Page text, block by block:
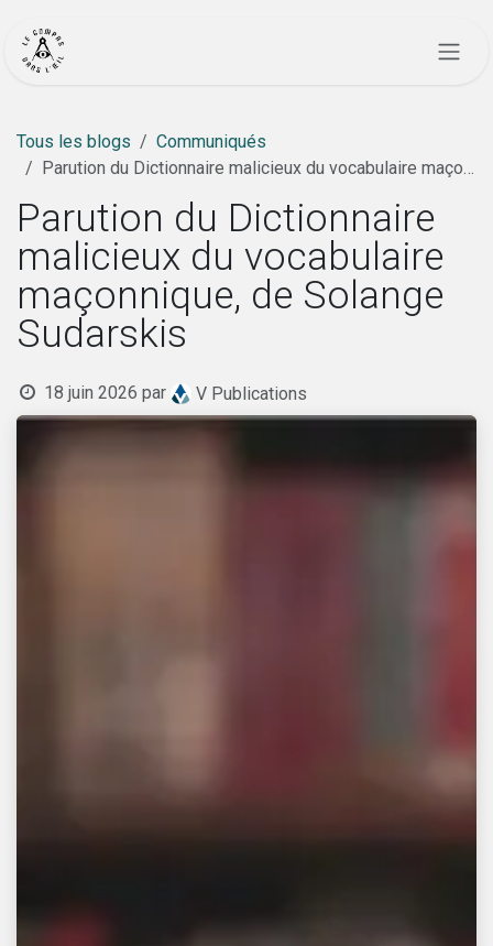
Tous les blogs
Communiqués
Parution du Dictionnaire malicieux du vocabulaire maçonnique, de Solange Sudarskis
Parution du Dictionnaire
malicieux du vocabulaire
maçonnique, de Solange
Sudarskis
18 juin 2026 par V Publications